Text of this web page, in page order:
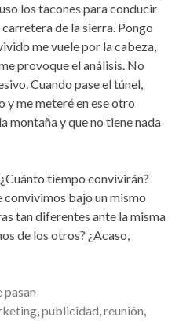
los tacones para conducir
de la sierra. Pongo
me vuele por la cabeza,
provoque el análisis. No
Cuando pase el túnel,
y me meteré en ese otro
montaña y que no tiene nada
tiempo convivirán?
convivimos bajo un mismo
tan diferentes ante la misma
de los otros? ¿Acaso,
pasan
,publicidad,reunión,